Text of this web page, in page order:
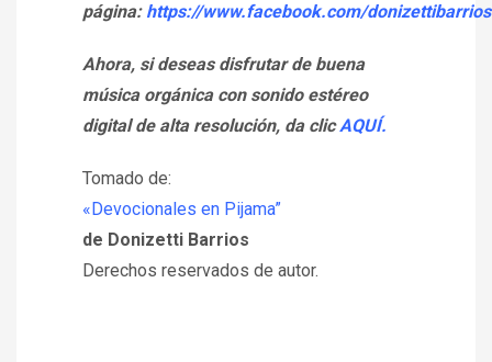
página: https://www.facebook.com/donizettibarrios
Ahora, si deseas disfrutar de buena
música orgánica con sonido estéreo
digital de alta resolución, da clicAQUÍ.
Tomado de:
«Devocionales en Pijama”
de Donizetti Barrios
Derechos reservados de autor.